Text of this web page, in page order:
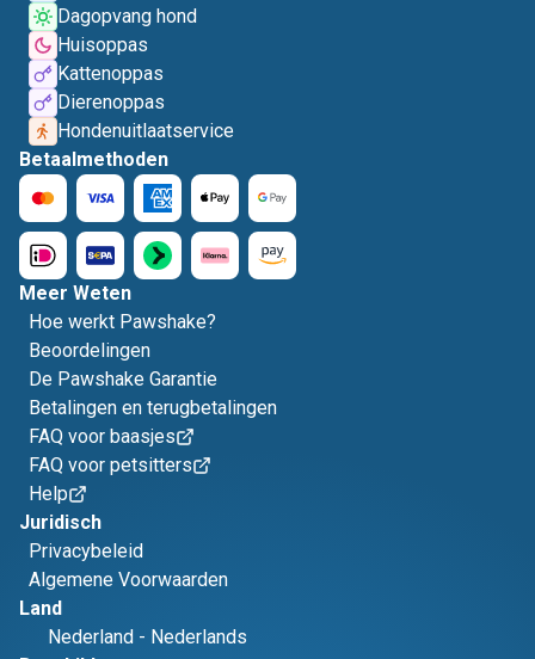
Dagopvang hond
Huisoppas
Kattenoppas
Dierenoppas
Hondenuitlaatservice
Betaalmethoden
Meer Weten
Hoe werkt Pawshake?
Beoordelingen
De Pawshake Garantie
Betalingen en terugbetalingen
FAQ voor baasjes
FAQ voor petsitters
Help
Juridisch
Privacybeleid
Algemene Voorwaarden
Land
Nederland - Nederlands